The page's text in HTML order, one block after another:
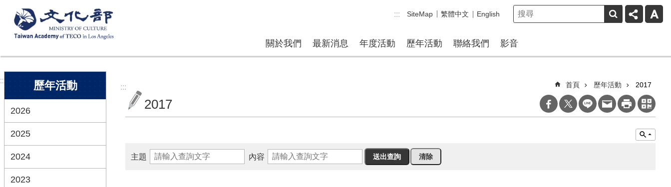
跳到主要內容區塊
::: SiteMap 繁體中文 English
關於我們 最新消息 年度活動 歷年活動 聯絡我們 影音
歷年活動
2026
2025
2024
2023
::: 首頁 歷年活動 2017
2017
主題 內容